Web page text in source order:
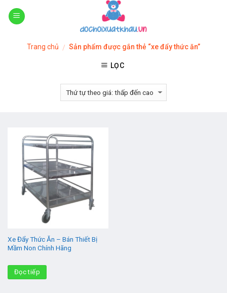
Skip
Trang chủ / Sản phẩm được gắn thẻ “xe đẩy thức ăn”
LỌC
Xe Đẩy Thức Ăn – Bán Thiết Bị
Mầm Non Chính Hãng
Đọc tiếp